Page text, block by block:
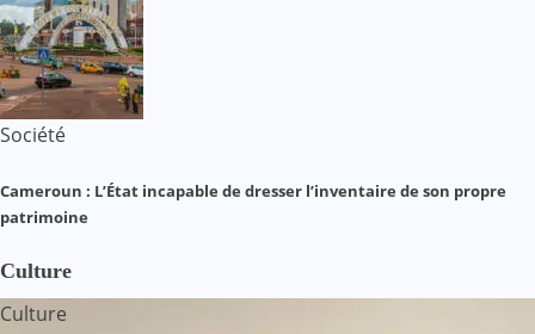
Société
Cameroun : L’État incapable de dresser l’inventaire de son propre
patrimoine
Culture
Culture